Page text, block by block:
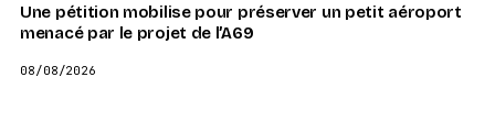
Une pétition mobilise pour préserver un petit aéroport
menacé par le projet de l’A69
08/08/2026